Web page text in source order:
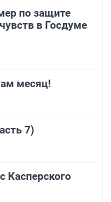
по защите
в Госдуме
месяц!
7)
Касперского